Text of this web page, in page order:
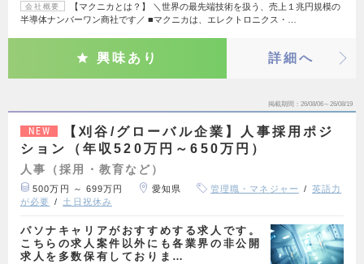
会社概要
【マクニカとは？】 ＼世界の最先端技術を扱う、売上１兆円規模の
半導体ナンバーワン商社です／ ■マクニカは、エレクトロニクス・…
興味あり 詳細へ
掲載期間 26/08/06～26/08/19
NEW
【刈谷/グローバル企業】人事採用ポジ
ション（年収520万円～650万円）
人事（採用・教育など）
500万円 ～ 699万円 愛知県 管理職・マネジャー
英語力
が必要
土日祝休み
パソナキャリアがおすすめする求人です。
こちらの求人案件以外にも各業界の非公開
求人を多数保有しておりま…